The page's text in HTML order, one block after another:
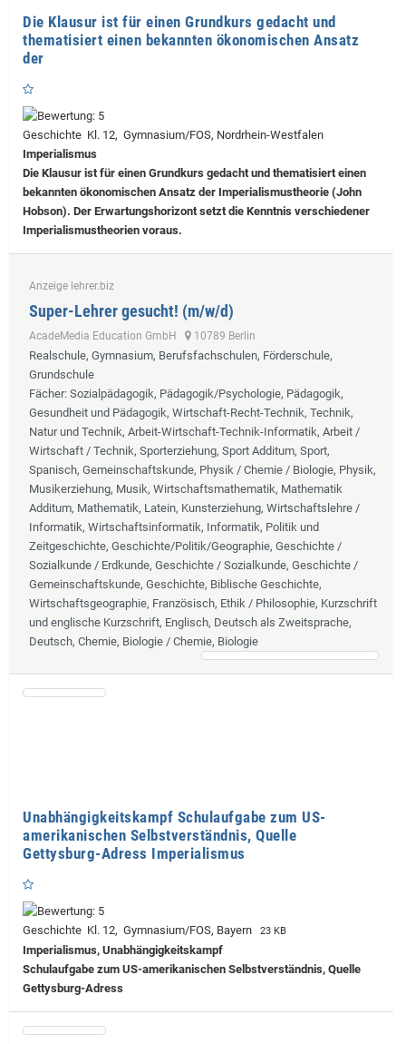
Die Klausur ist für einen Grundkurs gedacht und
thematisiert einen bekannten ökonomischen Ansatz
der
Geschichte Kl. 12, Gymnasium/FOS, Nordrhein-Westfalen
Imperialismus
Die Klausur ist für einen Grundkurs gedacht und thematisiert einen
bekannten ökonomischen Ansatz der Imperialismustheorie (John
Hobson). Der Erwartungshorizont setzt die Kenntnis verschiedener
Imperialismustheorien voraus.
Anzeige lehrer.biz
Super-Lehrer gesucht! (m/w/d)
AcadeMedia Education GmbH 10789 Berlin
Realschule, Gymnasium, Berufsfachschulen, Förderschule,
Grundschule
Fächer: Sozialpädagogik, Pädagogik/Psychologie, Pädagogik,
Gesundheit und Pädagogik, Wirtschaft-Recht-Technik, Technik,
Natur und Technik, Arbeit-Wirtschaft-Technik-Informatik, Arbeit /
Wirtschaft / Technik, Sporterziehung, Sport Additum, Sport,
Spanisch, Gemeinschaftskunde, Physik / Chemie / Biologie, Physik,
Musikerziehung, Musik, Wirtschaftsmathematik, Mathematik
Additum, Mathematik, Latein, Kunsterziehung, Wirtschaftslehre /
Informatik, Wirtschaftsinformatik, Informatik, Politik und
Zeitgeschichte, Geschichte/Politik/Geographie, Geschichte /
Sozialkunde / Erdkunde, Geschichte / Sozialkunde, Geschichte /
Gemeinschaftskunde, Geschichte, Biblische Geschichte,
Wirtschaftsgeographie, Französisch, Ethik / Philosophie, Kurzschrift
und englische Kurzschrift, Englisch, Deutsch als Zweitsprache,
Deutsch, Chemie, Biologie / Chemie, Biologie
Unabhängigkeitskampf Schulaufgabe zum US-
amerikanischen Selbstverständnis, Quelle
Gettysburg-Adress Imperialismus
Geschichte Kl. 12, Gymnasium/FOS, Bayern 23 KB
Imperialismus, Unabhängigkeitskampf
Schulaufgabe zum US-amerikanischen Selbstverständnis, Quelle
Gettysburg-Adress